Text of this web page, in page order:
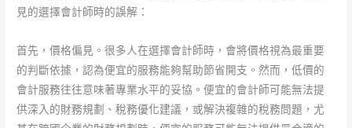
見的選擇會計師時的誤解：
首先，價格偏見。很多人在選擇會計師時，會將價格視為最重要
的判斷依據，認為便宜的服務能夠幫助節省開支。然而，低價的
會計服務往往意味著專業水平的妥協。便宜的會計師可能無法提
供深入的財務規劃、稅務優化建議，或解決複雜的稅務問題，尤